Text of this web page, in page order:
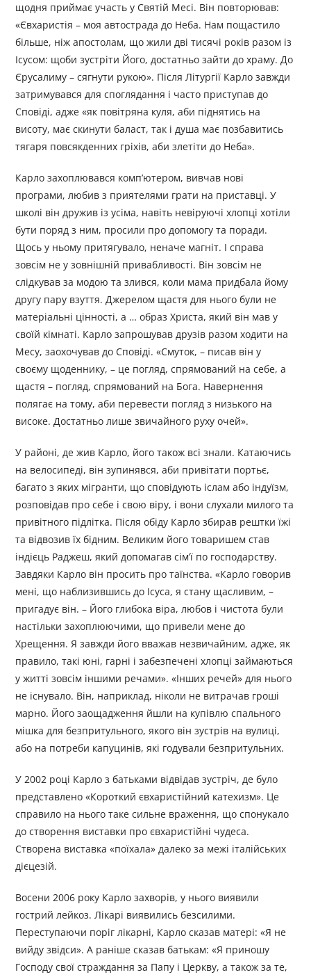
щодня приймає участь у Святій Месі. Він повторював:
«Євхаристія – моя автострада до Неба. Нам пощастило
більше, ніж апостолам, що жили дві тисячі років разом із
Ісусом: щоби зустріти Його, достатньо зайти до храму. До
Єрусалиму – сягнути рукою». Після Літургії Карло завжди
затримувався для споглядання і часто приступав до
Сповіді, адже «як повітряна куля, аби піднятись на
висоту, має скинути баласт, так і душа має позбавитись
тягаря повсякденних гріхів, аби злетіти до Неба».
Карло захоплювався комп’ютером, вивчав нові
програми, любив з приятелями грати на приставці. У
школі він дружив із усіма, навіть невіруючі хлопці хотіли
бути поряд з ним, просили про допомогу та поради.
Щось у ньому притягувало, неначе магніт. І справа
зовсім не у зовнішній привабливості. Він зовсім не
слідкував за модою та злився, коли мама придбала йому
другу пару взуття. Джерелом щастя для нього були не
матеріальні цінності, а … образ Христа, який він мав у
своїй кімнаті. Карло запрошував друзів разом ходити на
Месу, заохочував до Сповіді. «Смуток, – писав він у
своєму щоденнику, – це погляд, спрямований на себе, а
щастя – погляд, спрямований на Бога. Навернення
полягає на тому, аби перевести погляд з низького на
високе. Достатньо лише звичайного руху очей».
У районі, де жив Карло, його також всі знали. Катаючись
на велосипеді, він зупинявся, аби привітати портьє,
багато з яких мігранти, що сповідують іслам або індуїзм,
розповідав про себе і свою віру, і вони слухали милого та
привітного підлітка. Після обіду Карло збирав рештки їжі
та відвозив їх бідним. Великим його товаришем став
індієць Раджеш, який допомагав сім’ї по господарству.
Завдяки Карло він просить про таїнства. «Карло говорив
мені, що наблизившись до Ісуса, я стану щасливим, –
пригадує він. – Його глибока віра, любов і чистота були
настільки захоплюючими, що привели мене до
Хрещення. Я завжди його вважав незвичайним, адже, як
правило, такі юні, гарні і забезпечені хлопці займаються
у житті зовсім іншими речами». «Інших речей» для нього
не існувало. Він, наприклад, ніколи не витрачав гроші
марно. Його заощадження йшли на купівлю спального
мішка для безпритульного, якого він зустрів на вулиці,
або на потреби капуцинів, які годували безпритульних.
У 2002 році Карло з батьками відвідав зустріч, де було
представлено «Короткий євхаристійний катехизм». Це
справило на нього таке сильне враження, що спонукало
до створення виставки про євхаристійні чудеса.
Створена виставка «поїхала» далеко за межі італійських
дієцезій.
Восени 2006 року Карло захворів, у нього виявили
гострий лейкоз. Лікарі виявились безсилими.
Переступаючи поріг лікарні, Карло сказав матері: «Я не
вийду звідси». А раніше сказав батькам: «Я приношу
Господу свої страждання за Папу і Церкву, а також за те,